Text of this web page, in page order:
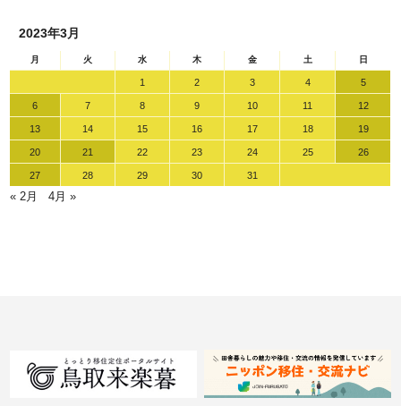
2023年3月
月 火 水 木 金 土 日
1 2 3 4 5
6 7 8 9 10 11 12
13 14 15 16 17 18 19
20 21 22 23 24 25 26
27 28 29 30 31
« 2月 4月 »